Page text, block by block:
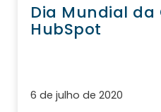
Dia Mundial
HubSpot
6 de julho de 2020